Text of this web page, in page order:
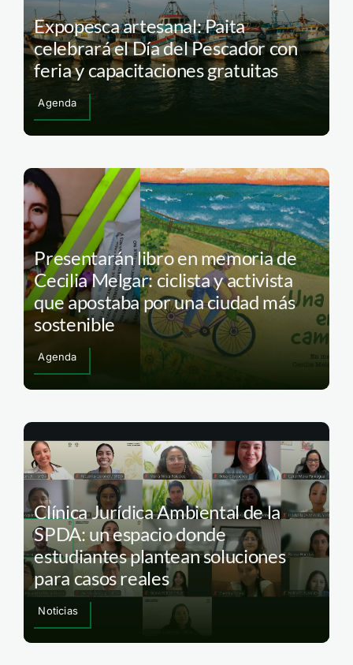
Expopesca artesanal: Paita
celebrará el Día del Pescador con
feria y capacitaciones gratuitas
Agenda
Presentarán libro en memoria de
Cecilia Melgar: ciclista y activista
que apostaba por una ciudad más
sostenible
Agenda
Clínica Jurídica Ambiental de la
SPDA: un espacio donde
estudiantes plantean soluciones
para casos reales
Noticias